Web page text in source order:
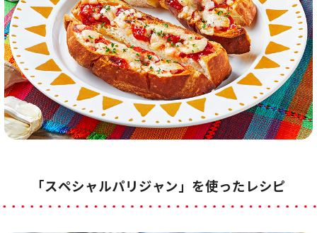
「スペシャルパリジャン」を使ったレシピ